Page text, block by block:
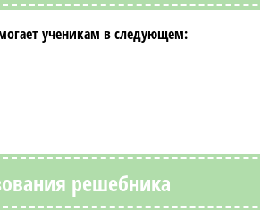
ученикам в следующем:
решебника